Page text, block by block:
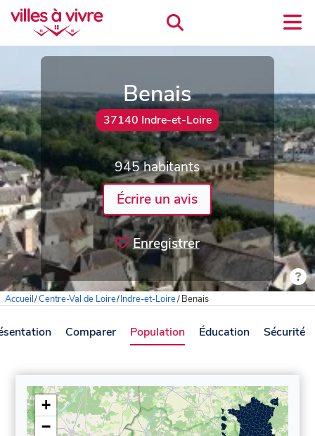
Benais
37140 Indre-et-Loire
945 habitants
Écrire un avis
Enregistrer
Accueil/Centre-Val de Loire/Indre-et-Loire/Benais
Comparer Population Éducation Sécurité
+
−